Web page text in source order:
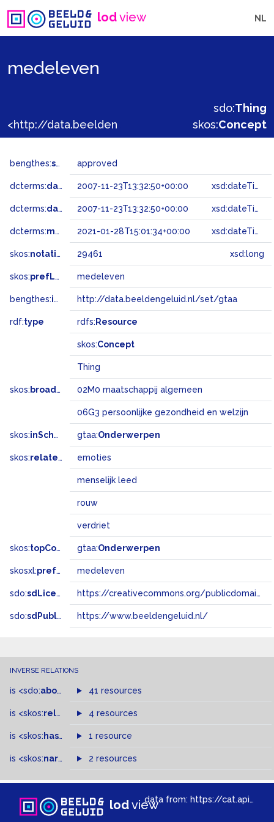
lodview NL
medeleven
sdo:Thing
skos:Concept
bengthes:status approved
dcterms:dateAccepted 2007-11-23T13:32:50+00:00 xsd:dateTime
dcterms:dateSubmitted 2007-11-23T13:32:50+00:00 xsd:dateTime
dcterms:modified 2021-01-28T15:01:34+00:00 xsd:dateTime
skos:notation 29461 xsd:long
skos:prefLabel medeleven
bengthes:inSet http://data.beeldengeluid.nl/set/gtaa
rdf:type rdfs: Resource
skos:Concept
Thing
skos: broadMatch 02M0 maatschappij algemeen
06G3 persoonlijke gezondheid en welzijn
skos:inScheme gtaa:Onderwerpen
skos:related emoties
menselijk leed
rouw
verdriet
skos:topConceptOf gtaa:Onderwerpen
skosxl:prefLabel medeleven
sdo:sdLicense https://creativecommons.org/publicdomain/zero/1.0/
sdo:sdPublisher https://www.beeldengeluid.nl/
INVERSE RELATIONS
is <sdo:about of 41 resources
is <skos:related > of4 resources
is <skos: hasTopConcept >of
1 resource
is <skos:narrowMatch >of
2 resources
lodviewdata from: https://cat.apis.beeldengeluid.nl/sparql